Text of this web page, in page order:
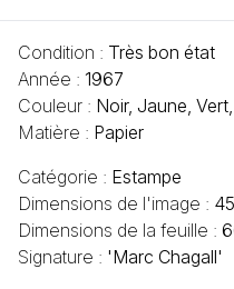
Condition : Très bon état
Année : 1967
Couleur : Noir, Jaune,
Matière : Papier
Catégorie : Estampe
Dimensions de l'image :
Dimensions de la feuille :
Signature : 'Marc Chagall'